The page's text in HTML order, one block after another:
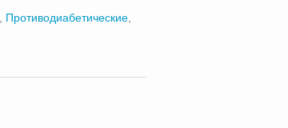
Противодиабетические